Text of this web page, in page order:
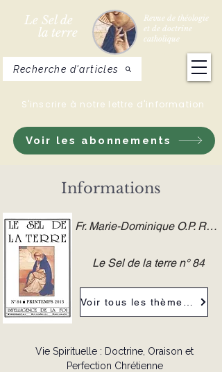
Le Sel de
la terre
Revue de théologie
et de doctrine
catholique
Voir les abonnements
S'inscrire à notre lettre d'information
Recherche d'articles
Informations
Fr. Marie-Dominique O.P. ROULON
Le Sel de la terre n° 84
Vie Spirituelle : Doctrine, Oraison et
Perfection Chrétienne